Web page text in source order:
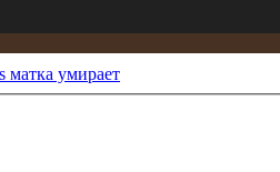
матка умирает